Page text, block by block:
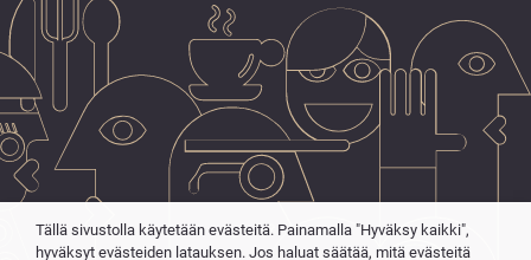
Tällä sivustolla käytetään evästeitä. Painamalla "Hyväksy kaikki",
hyväksyt evästeiden latauksen. Jos haluat säätää, mitä evästeitä